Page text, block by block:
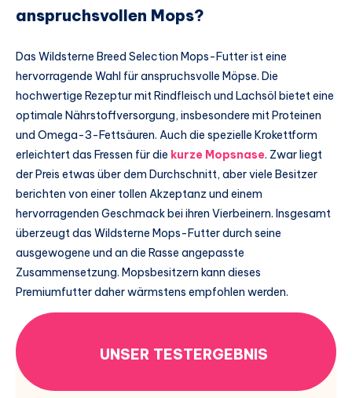
anspruchsvollen Mops?
Das Wildsterne Breed Selection Mops-Futter ist eine
hervorragende Wahl für anspruchsvolle Möpse. Die
hochwertige Rezeptur mit Rindfleisch und Lachsöl bietet eine
optimale Nährstoffversorgung, insbesondere mit Proteinen
und Omega-3-Fettsäuren. Auch die spezielle Krokettform
erleichtert das Fressen für die kurze Mopsnase. Zwar liegt
der Preis etwas über dem Durchschnitt, aber viele Besitzer
berichten von einer tollen Akzeptanz und einem
hervorragenden Geschmack bei ihren Vierbeinern. Insgesamt
überzeugt das Wildsterne Mops-Futter durch seine
ausgewogene und an die Rasse angepasste
Zusammensetzung. Mopsbesitzern kann dieses
Premiumfutter daher wärmstens empfohlen werden.
UNSER TESTERGEBNIS